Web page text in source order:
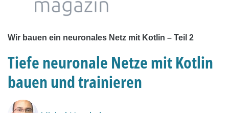
Wir bauen ein neuronales Netz mit Kotlin – Teil 2
Tiefe neuronale Netze mit Kotlin
bauen und trainieren